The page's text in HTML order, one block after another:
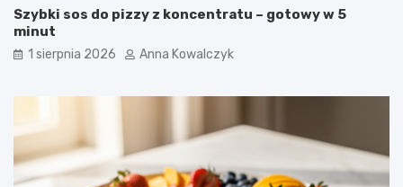
Szybki sos do pizzy z koncentratu – gotowy w 5
minut
1 sierpnia 2026 Anna Kowalczyk